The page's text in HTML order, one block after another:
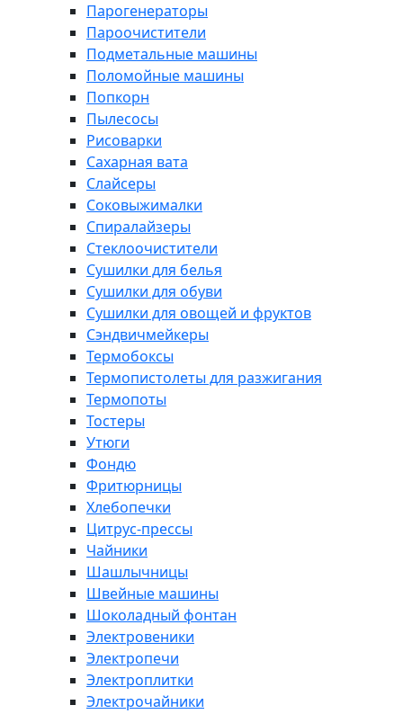
Парогенераторы
Пароочистители
Подметальные машины
Поломойные машины
Попкорн
Пылесосы
Рисоварки
Сахарная вата
Слайсеры
Соковыжималки
Спиралайзеры
Стеклоочистители
Сушилки для белья
Сушилки для обуви
Сушилки для овощей и фруктов
Сэндвичмейкеры
Термобоксы
Термопистолеты для разжигания
Термопоты
Тостеры
Утюги
Фондю
Фритюрницы
Хлебопечки
Цитрус-прессы
Чайники
Шашлычницы
Швейные машины
Шоколадный фонтан
Электровеники
Электропечи
Электроплитки
Электрочайники